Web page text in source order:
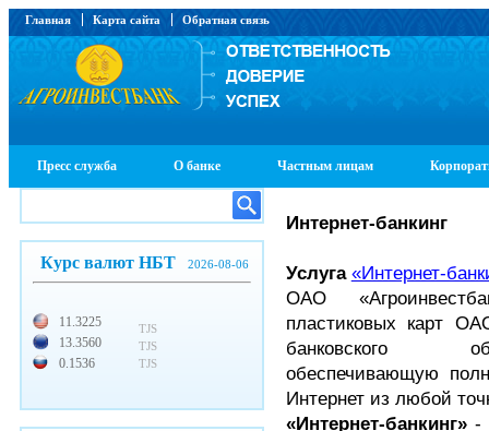
Главная Карта сайта Обратная связь
Пресс служба О банке Частным лицам
Курс валют НБТ 2026-08-06
11.3225
13.3560
0.1536
TJS
TJS
TJS
Интернет-банкинг
Услуга «Интернет-
ОАО
пластиковых карт
банковского
обеспечивающую
Интернет из любой
«Интернет-банкинг»-